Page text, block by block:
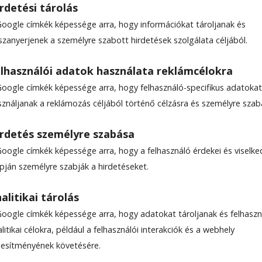
tárolás
címkék képessége arra, hogy információkat tároljanak és
a személyre szabott hirdetések szolgálata céljából.
adatok használata reklámcélokra
címkék képessége arra, hogy felhasználó-specifikus adatokat
a reklámozás céljából történő célzásra és személyre
személyre szabása
címkék képessége arra, hogy a felhasználó érdekei és
személyre szabják a hirdetéseket.
tárolás
címkék képessége arra, hogy adatokat tároljanak és
célokra, például a felhasználói interakciók és a webhely
követésére.
a nagy
az ivóvíz-